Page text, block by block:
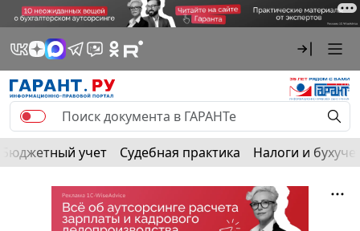
Бюджетный учет Судебная практика Налоги и